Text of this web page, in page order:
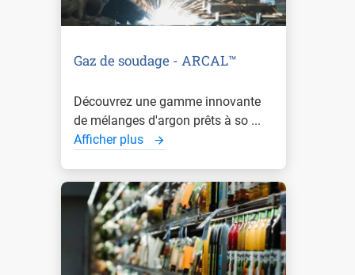
Gaz de soudage - ARCAL™
Découvrez une gamme innovante
de mélanges d'argon prêts à so ...
Afficher plus